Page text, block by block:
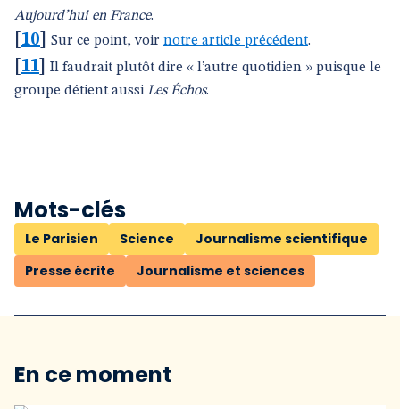
Aujourd’hui en France.
10 Sur ce point, voir notre article précédent.
11
Il faudrait plutôt dire « l’autre quotidien » puisque le
groupe détient aussi Les Échos.
Mots-clés
Le Parisien Science
Journalisme scientifique
Presse écrite
Journalisme et sciences
En ce moment